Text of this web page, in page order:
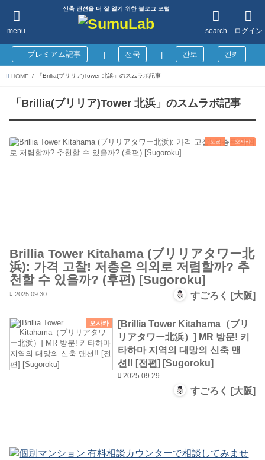
신축 맨션을 더 잘 알기 위한 블로그 포털
ログイン
search
menu
プレミアム記事 전국 간토 긴키
HOME 「Brillia(ブリリア)Tower 北浜」のスムラボ記事
「Brillia(ブリリア)Tower 北浜」のスムラボ記事
도쿄 오사카
Brillia Tower Kitahama (ブリリアタワー北
浜): 가격 고찰! 저층은 의외로 저렴할까? 추
천할 수 있을까? (후편) [Sugoroku]
2025.09.30 すごろく [大阪]
오사카
[Brillia Tower Kitahama（ブリ
リアタワー北浜）] MR 방문! 키
타하마 지역의 대망의 신축 맨
션!! [전편] [Sugoroku]
2025.09.29
すごろく [大阪]